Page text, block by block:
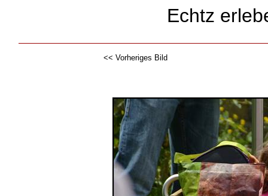
Echtz
<< Vorheriges Bild